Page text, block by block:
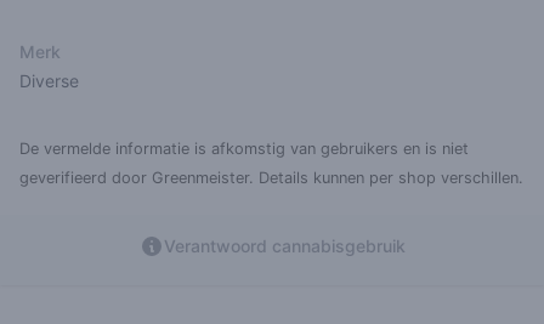
Merk
Diverse
De vermelde informatie is afkomstig van gebruikers en is niet
geverifieerd door Greenmeister. Details kunnen per shop verschillen.
Verantwoord cannabisgebruik